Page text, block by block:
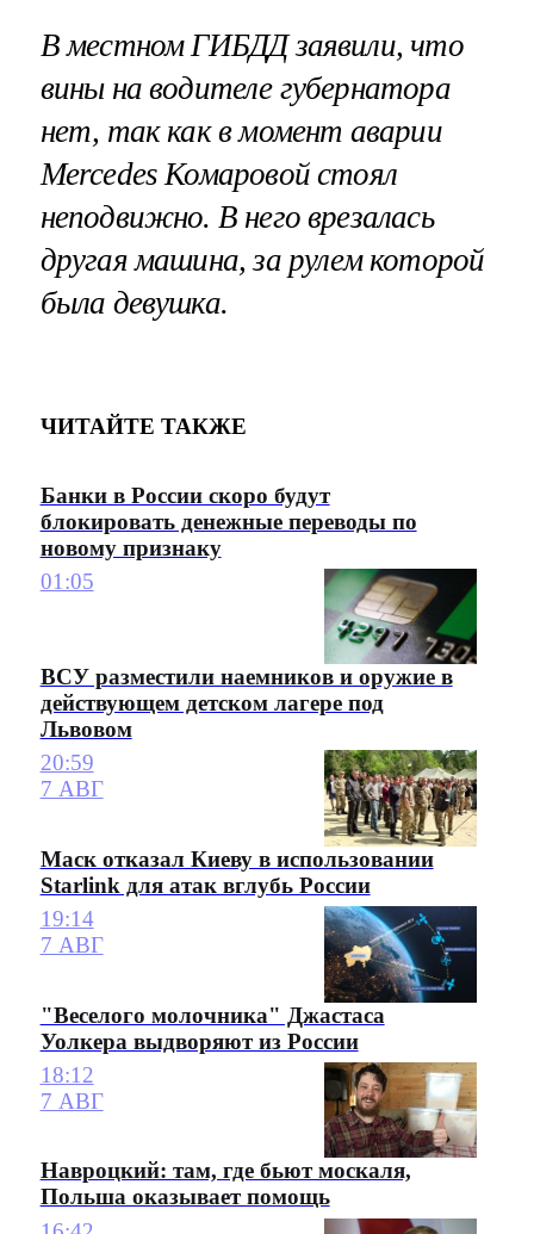
В местном ГИБДД заявили, что
вины на водителе губернатора
нет, так как в момент аварии
Mercedes Комаровой стоял
неподвижно. В него врезалась
другая машина, за рулем которой
была девушка.
ЧИТАЙТЕ ТАКЖЕ
Банки в России скоро будут
блокировать денежные переводы по
новому признаку
01:05
ВСУ разместили наемников и оружие в
действующем детском лагере под
Львовом
20:59
7 АВГ
Маск отказал Киеву в использовании
Starlink для атак вглубь России
19:14
7 АВГ
"Веселого молочника" Джастаса
Уолкера выдворяют из России
18:12
7 АВГ
Навроцкий: там, где бьют москаля,
Польша оказывает помощь